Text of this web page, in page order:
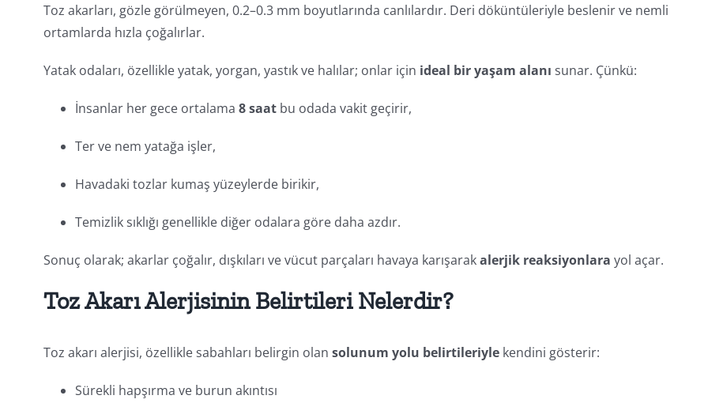
Toz akarları, gözle görülmeyen, 0.2–0.3 mm boyutlarında canlılardır. Deri döküntüleriyle beslenir ve nemli
ortamlarda hızla çoğalırlar.
Yatak odaları, özellikle yatak, yorgan, yastık ve halılar; onlar için ideal bir yaşam alanı sunar. Çünkü:
İnsanlar her gece ortalama8 saat bu odada vakit geçirir,
Ter ve nem yatağa işler,
Havadaki tozlar kumaş yüzeylerde birikir,
Temizlik sıklığı genellikle diğer odalara göre daha azdır.
Sonuç olarak; akarlar çoğalır, dışkıları ve vücut parçaları havaya karışarakalerjik reaksiyonlara yol açar.
Toz Akarı Alerjisinin Belirtileri Nelerdir?
Toz akarı alerjisi, özellikle sabahları belirgin olansolunum yolu belirtileriyle kendini gösterir:
Sürekli hapşırma ve burun akıntısı